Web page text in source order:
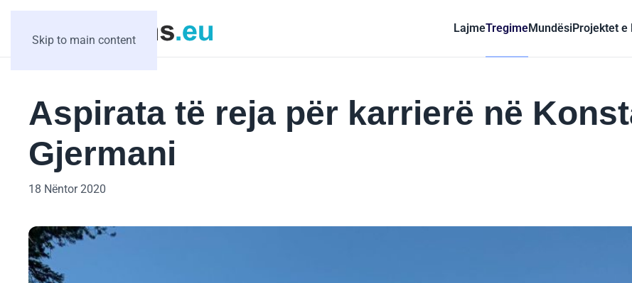
Skip to main content
LajmeTregimeMundësiProjektet e
Aspirata të reja për karrierë në
Gjermani
18 Nëntor 2020